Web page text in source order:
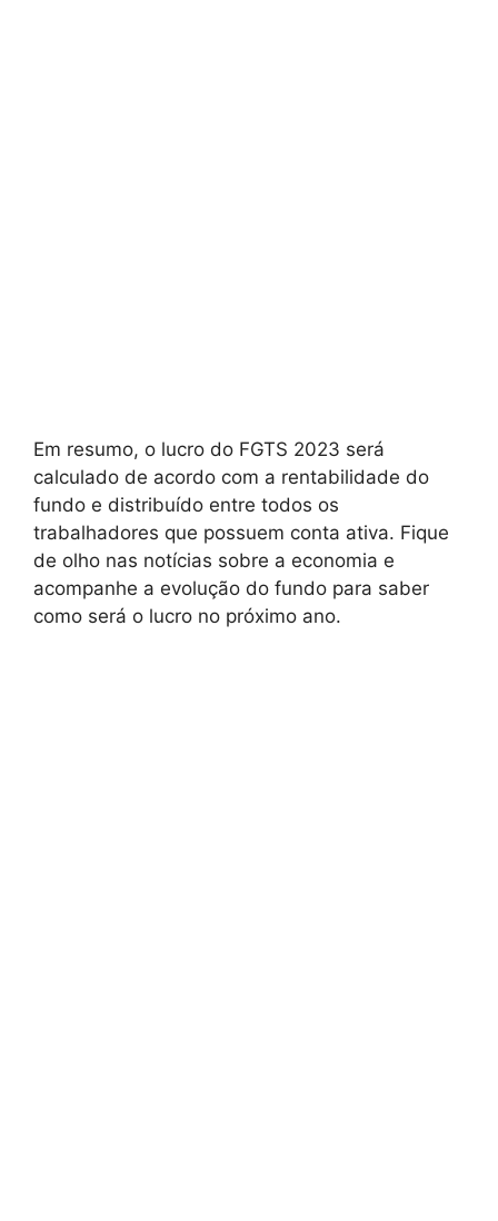
Em resumo, o lucro do FGTS 2023 será
calculado de acordo com a rentabilidade do
fundo e distribuído entre todos os
trabalhadores que possuem conta ativa. Fique
de olho nas notícias sobre a economia e
acompanhe a evolução do fundo para saber
como será o lucro no próximo ano.